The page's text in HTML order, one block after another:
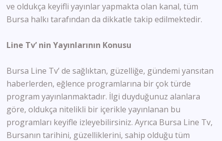
ve oldukça keyifli yayınlar yapmakta olan kanal, tüm
Bursa halkı tarafından da dikkatle takip edilmektedir.
Line Tv’ nin Yayınlarının Konusu
Bursa Line Tv’ de sağlıktan, güzelliğe, gündemi yansıtan
haberlerden, eğlence programlarına bir çok türde
program yayınlanmaktadır. İlgi duyduğunuz alanlara
göre, oldukça nitelikli bir içerikle yayınlanan bu
programları keyifle izleyebilirsiniz. Ayrıca Bursa Line Tv,
Bursanın tarihini, güzelliklerini, sahip olduğu tüm